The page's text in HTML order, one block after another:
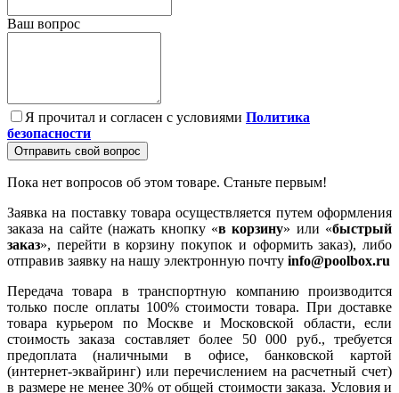
Ваш вопрос
Я прочитал и согласен с условиями Политика
безопасности
Отправить свой вопрос
Пока нет вопросов об этом товаре. Станьте первым!
Заявка на поставку товара осуществляется путем оформления
заказа на сайте (нажать кнопку «в корзину» или «быстрый
заказ», перейти в корзину покупок и оформить заказ), либо
отправив заявку на нашу электронную почту info@poolbox.ru
Передача товара в транспортную компанию производится
только после оплаты 100% стоимости товара. При доставке
товара курьером по Москве и Московской области, если
стоимость заказа составляет более 50 000 руб., требуется
предоплата (наличными в офисе, банковской картой
(интернет-эквайринг) или перечислением на расчетный счет)
в размере не менее 30% от общей стоимости заказа. Условия и